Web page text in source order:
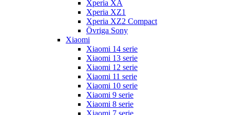
Xperia XA
Xperia XZ1
Xperia XZ2 Compact
Övriga Sony
Xiaomi
Xiaomi 14 serie
Xiaomi 13 serie
Xiaomi 12 serie
Xiaomi 11 serie
Xiaomi 10 serie
Xiaomi 9 serie
Xiaomi 8 serie
Xiaomi 7 serie